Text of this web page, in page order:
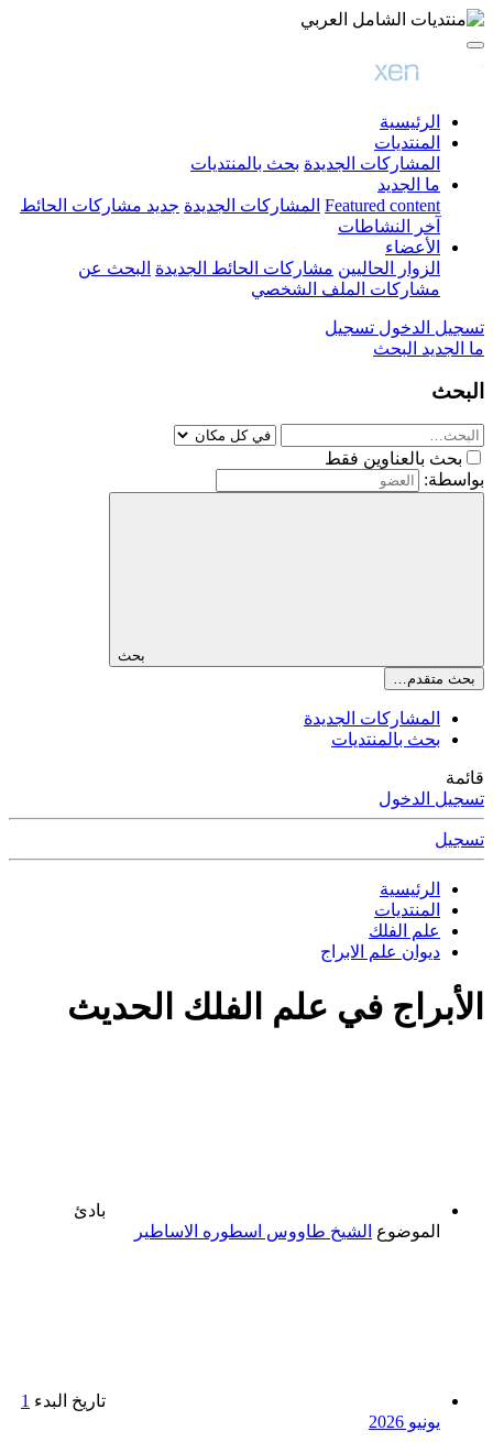
الرئيسية
المنتديات
المشاركات الجديدة بحث بالمنتديات
ما الجديد
Featured content المشاركات الجديدة جديد مشاركات الحائط
آخر النشاطات
الأعضاء
الزوار الحاليين مشاركات الحائط الجديدة البحث عن
مشاركات الملف الشخصي
تسجيل الدخول تسجيل
ما الجديد البحث
البحث
بحث بالعناوين فقط
بواسطة:
بحث
بحث متقدم…
المشاركات الجديدة
بحث بالمنتديات
قائمة
تسجيل الدخول
تسجيل
الرئيسية
المنتديات
علم الفلك
ديوان علم الابراج
الأبراج في علم الفلك الحديث
بادئ
الموضوع الشيخ طاووس اسطوره الاساطير
تاريخ البدء 1
يونيو 2026